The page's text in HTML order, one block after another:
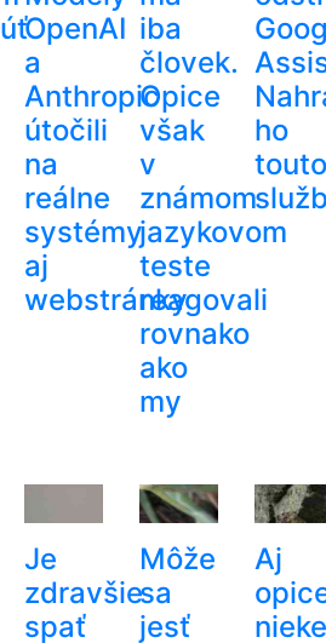
OpenAI
a
Anthropic
útočili
na
reálne
systémy
aj
webstránky
iba
človek.
Opice
však
v
známom
jazykovom
teste
reagovali
rovnako
ako
my
ho
touto
Je
zdravšie
spať
Môže
sa
jesť
Aj